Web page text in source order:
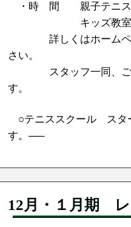
・時 間 親子テニス
キッズ教室15：
詳しくはホームペー
さい。
スタッフ一同、ご参
す。
○テニススクール スタ
す。—–
12月・１月期